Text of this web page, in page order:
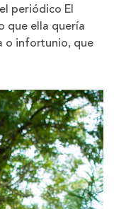
periódico El
que ella quería
o infortunio, que